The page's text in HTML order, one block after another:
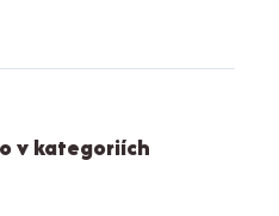
v kategoriích